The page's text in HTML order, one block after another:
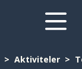
Aktiviteler